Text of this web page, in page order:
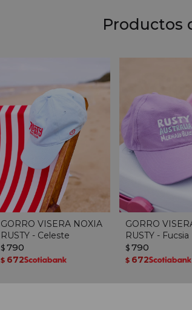
Productos
GORRO VISERA NOXIA
RUSTY - Celeste
$ 790
$ 672
GORRO
RUSTY - Fucsia
$ 790
$ 672